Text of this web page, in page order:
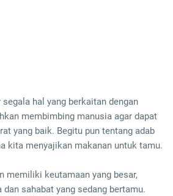
hal yang berkaitan dengan
membimbing manusia agar dapat
yang baik. Begitu pun tentang adab
kita menyajikan makanan untuk tamu.
memiliki keutamaan yang besar,
sahabat yang sedang bertamu.